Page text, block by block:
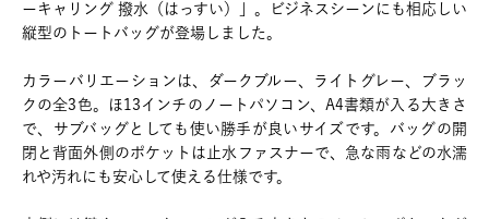
ーキャリング 撥水（はっすい）」。ビジネスシーンにも相応しい
縦型のトートバッグが登場しました。
カラーバリエーションは、ダークブルー、ライトグレー、ブラッ
クの全3色。ほ13インチのノートパソコン、A4書類が入る大きさ
で、サブバッグとしても使い勝手が良いサイズです。バッグの開
閉と背面外側のポケットは止水ファスナーで、急な雨などの水濡
れや汚れにも安心して使える仕様です。